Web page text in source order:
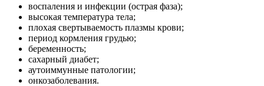
воспаления и инфекции (острая фаза);
высокая температура тела;
плохая свертываемость плазмы крови;
период кормления грудью;
беременность;
сахарный диабет;
аутоиммунные патологии;
онкозаболевания.